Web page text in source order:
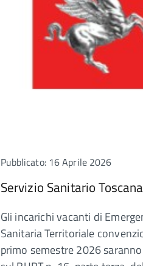
Pubblicato: 16 Aprile 2026
Servizio Sanitario Toscana
Gli incarichi vacanti di
Sanitaria Territoriale
primo semestre 2026